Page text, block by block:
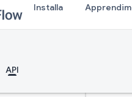
Installa
API